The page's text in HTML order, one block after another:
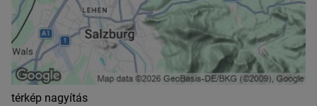
térkép nagyítás